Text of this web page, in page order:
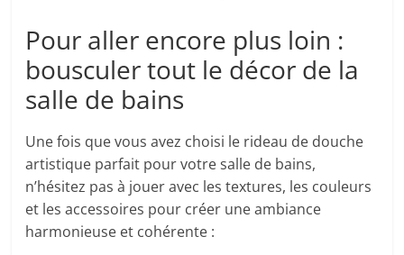
Pour aller encore plus loin :
bousculer tout le décor de la
salle de bains
Une fois que vous avez choisi le rideau de douche
artistique parfait pour votre salle de bains,
n’hésitez pas à jouer avec les textures, les couleurs
et les accessoires pour créer une ambiance
harmonieuse et cohérente :